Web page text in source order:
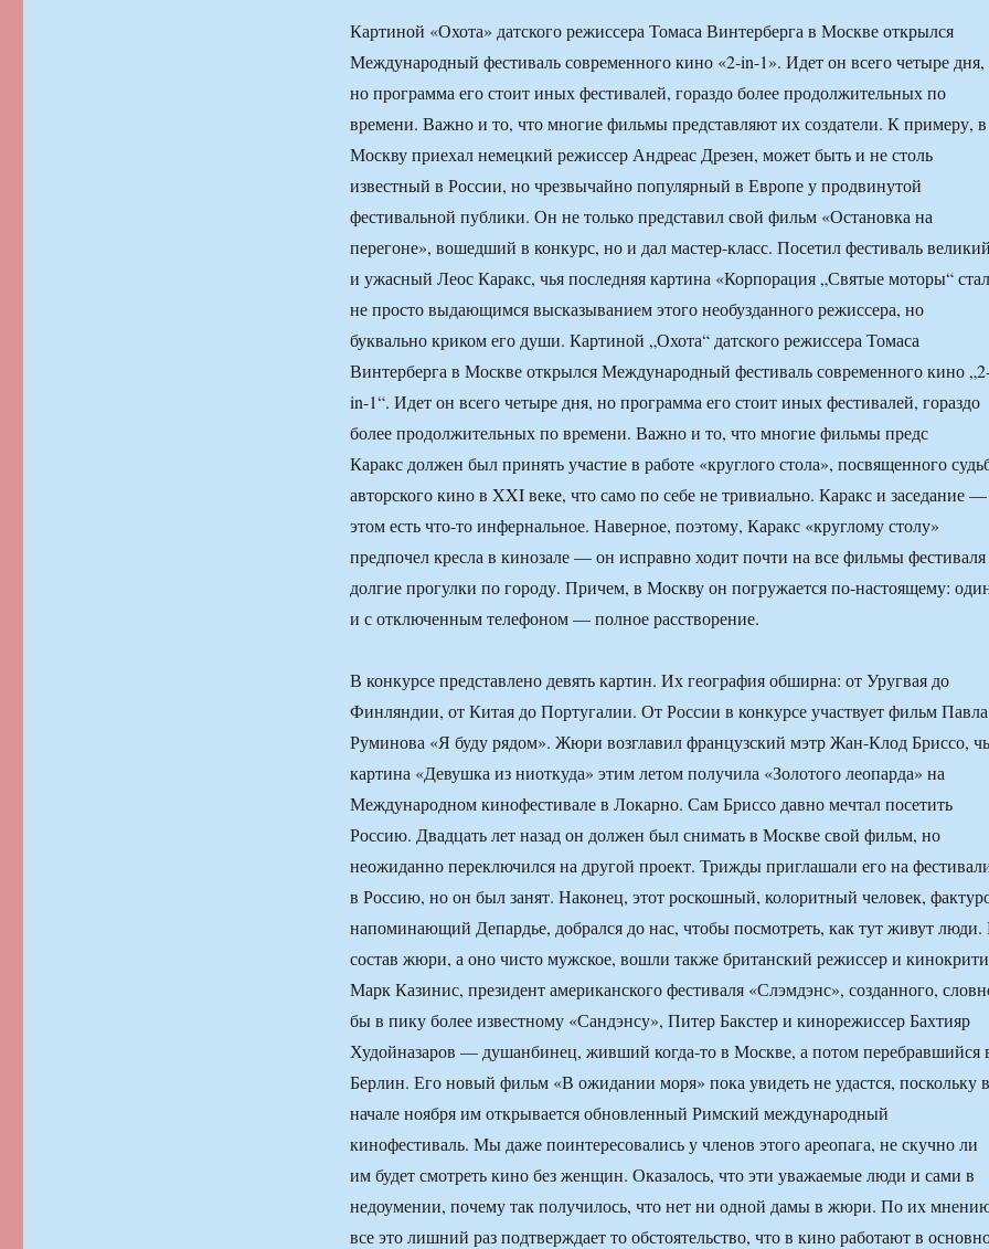
Картиной «Охота» датского режиссера Томаса Винтерберга в Москве открылся
Международный фестиваль современного кино «2-in-1». Идет он всего четыре дня,
но программа его стоит иных фестивалей, гораздо более продолжительных по
времени. Важно и то, что многие фильмы представляют их создатели. К примеру, в
Москву приехал немецкий режиссер Андреас Дрезен, может быть и не столь
известный в России, но чрезвычайно популярный в Европе у продвинутой
фестивальной публики. Он не только представил свой фильм «Остановка на
перегоне», вошедший в конкурс, но и дал мастер-класс. Посетил фестиваль великий
и ужасный Леос Каракс, чья последняя картина «Корпорация „Святые моторы“
не просто выдающимся высказыванием этого необузданного режиссера, но
буквально криком его души. Картиной „Охота“ датского режиссера Томаса
Винтерберга в Москве открылся Международный фестиваль современного кино
in-1“. Идет он всего четыре дня, но программа его стоит иных фестивалей, гораздо
более продолжительных по времени. Важно и то, что многие фильмы предс
Каракс должен был принять участие в работе «круглого стола», посвященного
авторского кино в XXI веке, что само по себе не тривиально. Каракс и заседание
этом есть что-то инфернальное. Наверное, поэтому, Каракс «круглому столу»
предпочел кресла в кинозале — он исправно ходит почти на все фильмы
долгие прогулки по городу. Причем, в Москву он погружается по-настоящему:
и с отключенным телефоном — полное расстворение.
В конкурсе представлено девять картин. Их география обширна: от Уругвая до
Финляндии, от Китая до Португалии. От России в конкурсе участвует фильм Павла
Руминова «Я буду рядом». Жюри возглавил французский мэтр Жан-Клод Бриссо,
картина «Девушка из ниоткуда» этим летом получила «Золотого леопарда» на
Международном кинофестивале в Локарно. Сам Бриссо давно мечтал посетить
Россию. Двадцать лет назад он должен был снимать в Москве свой фильм, но
неожиданно переключился на другой проект. Трижды приглашали его на
в Россию, но он был занят. Наконец, этот роскошный, колоритный человек,
напоминающий Депардье, добрался до нас, чтобы посмотреть, как тут живут люди.
состав жюри, а оно чисто мужское, вошли также британский режиссер и
Марк Казинис, президент американского фестиваля «Слэмдэнс», созданного,
бы в пику более известному «Сандэнсу», Питер Бакстер и кинорежиссер Бахтияр
Худойназаров — душанбинец, живший когда-то в Москве, а потом перебравшийся
Берлин. Его новый фильм «В ожидании моря» пока увидеть не удастся, поскольку в
начале ноября им открывается обновленный Римский международный
кинофестиваль. Мы даже поинтересовались у членов этого ареопага, не скучно ли
им будет смотреть кино без женщин. Оказалось, что эти уважаемые люди и сами в
недоумении, почему так получилось, что нет ни одной дамы в жюри. По их
все это лишний раз подтверждает то обстоятельство, что в кино работают в